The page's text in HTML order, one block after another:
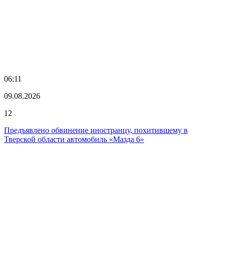
06:11
09.08.2026
12
Предъявлено обвинение иностранцу, похитившему в
Тверской области автомобиль «Мазда 6»